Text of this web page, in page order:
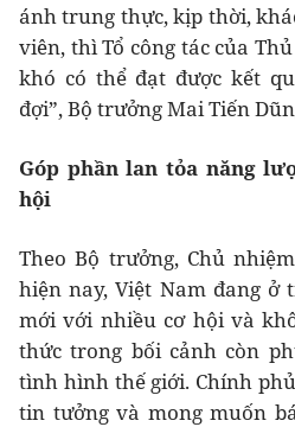
ánh trung thực, kịp thời,
viên, thì Tổ công tác của
khó có thể đạt được kết
đợi”, Bộ trưởng Mai Tiến
Góp phần lan tỏa năng
hội
Theo Bộ trưởng, Chủ
hiện nay, Việt Nam đang
mới với nhiều cơ hội và
thức trong bối cảnh còn
tình hình thế giới. Chính
tin tưởng và mong muốn